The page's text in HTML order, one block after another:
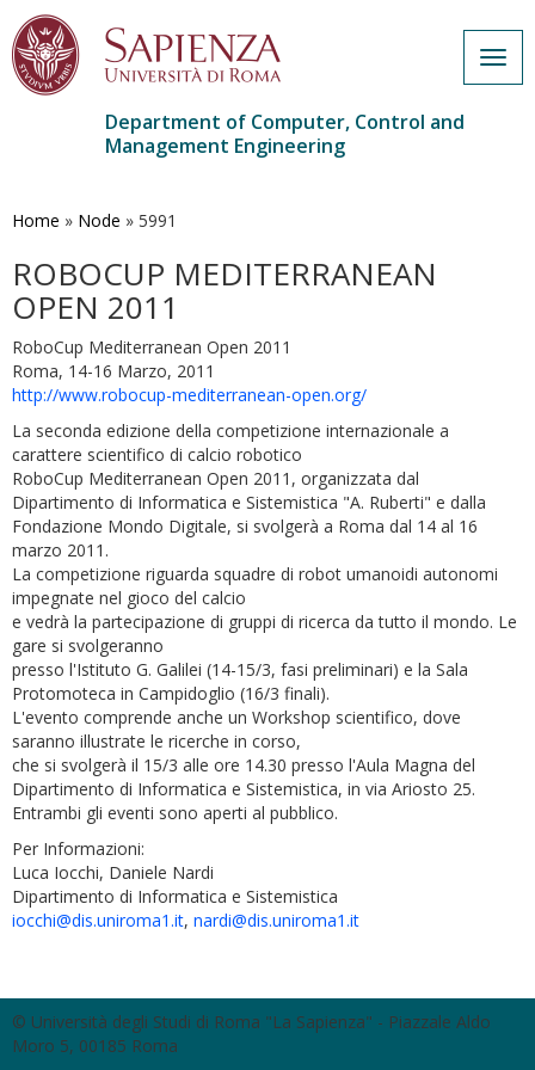
main
Department of Computer, Control and
Management Engineering
Home » Node » 5991
ROBOCUP MEDITERRANEAN
OPEN 2011
RoboCup Mediterranean Open 2011
Roma, 14-16 Marzo, 2011
http://www.robocup-mediterranean-open.org/
La seconda edizione della competizione internazionale a
carattere scientifico di calcio robotico
RoboCup Mediterranean Open 2011, organizzata dal
Dipartimento di Informatica e Sistemistica "A. Ruberti" e dalla
Fondazione Mondo Digitale, si svolgerà a Roma dal 14 al 16
marzo 2011.
La competizione riguarda squadre di robot umanoidi autonomi
impegnate nel gioco del calcio
e vedrà la partecipazione di gruppi di ricerca da tutto il mondo. Le
gare si svolgeranno
presso l'Istituto G. Galilei (14-15/3, fasi preliminari) e la Sala
Protomoteca in Campidoglio (16/3 finali).
L'evento comprende anche un Workshop scientifico, dove
saranno illustrate le ricerche in corso,
che si svolgerà il 15/3 alle ore 14.30 presso l'Aula Magna del
Dipartimento di Informatica e Sistemistica, in via Ariosto 25.
Entrambi gli eventi sono aperti al pubblico.
Per Informazioni:
Luca Iocchi, Daniele Nardi
Dipartimento di Informatica e Sistemistica
iocchi@dis.uniroma1.it, nardi@dis.uniroma1.it
© Università degli Studi di Roma "La Sapienza" - Piazzale Aldo
Moro 5, 00185 Roma